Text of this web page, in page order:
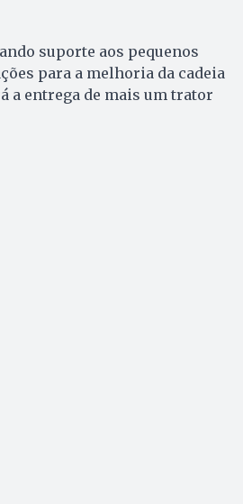
suporte aos pequenos
para a melhoria da cadeia
a entrega de mais um trator